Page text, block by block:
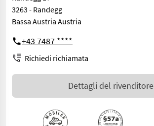
3263 - Randegg
Bassa Austria Austria
+43 7487 ****
Richiedi richiamata
Dettagli del rivenditore